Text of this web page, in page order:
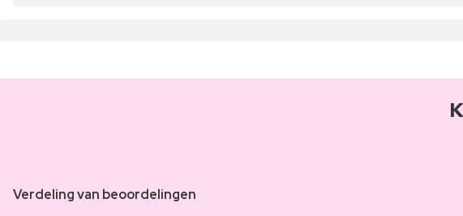
Verdeling van beoordelingen